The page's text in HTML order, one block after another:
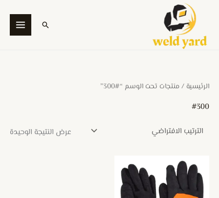
المحتوى
البحث
الرئيسية / منتجات تحت الوسم “#300”
#300
عرض النتيجة الوحيدة